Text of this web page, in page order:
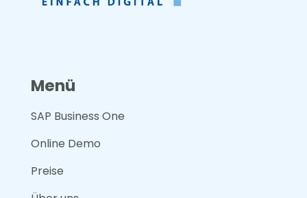
Menü
SAP Business One
Online Demo
Preise